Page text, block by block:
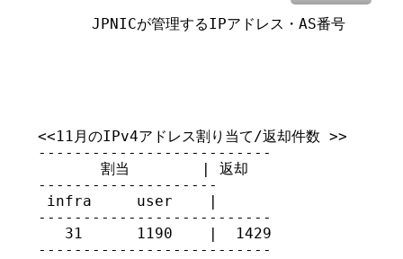
JPNICが管理するIPアドレス・AS番号・IRRサ
<<11月のIPv4アドレス割り当て/返却件数 >>
--------------------------
       割当        | 返却
--------------------
infra     user    |
--------------------------
   31      1190    |  1429
--------------------------